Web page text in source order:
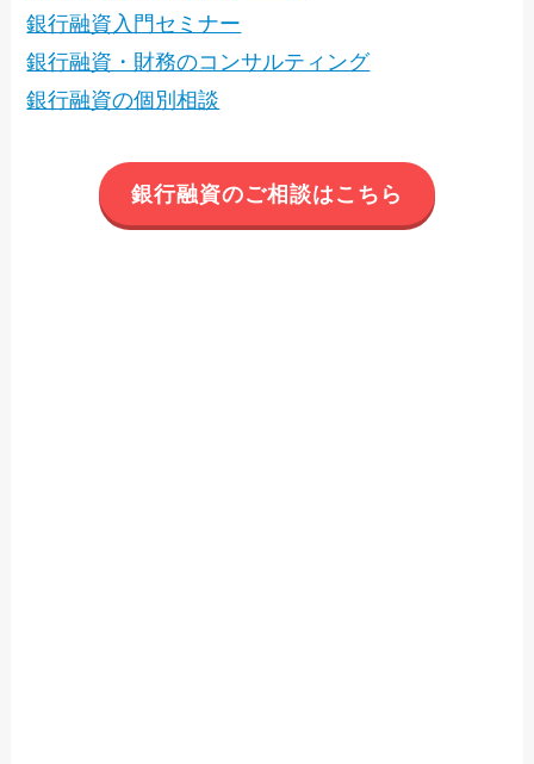
銀行融資入門セミナー
銀行融資・財務のコンサルティング
銀行融資の個別相談
銀行融資のご相談はこちら